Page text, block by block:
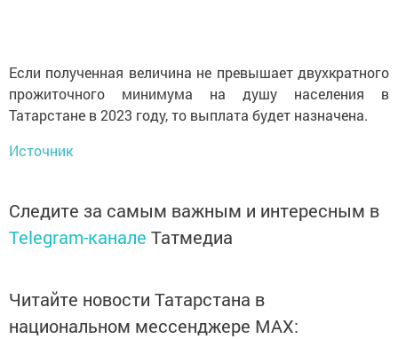
Если полученная величина не превышает двухкратного
прожиточного минимума на душу населения в
Татарстане в 2023 году, то выплата будет назначена.
Источник
Следите за самым важным и интересным в
Telegram-канале Татмедиа
Читайте новости Татарстана в
национальном мессенджере MАХ: